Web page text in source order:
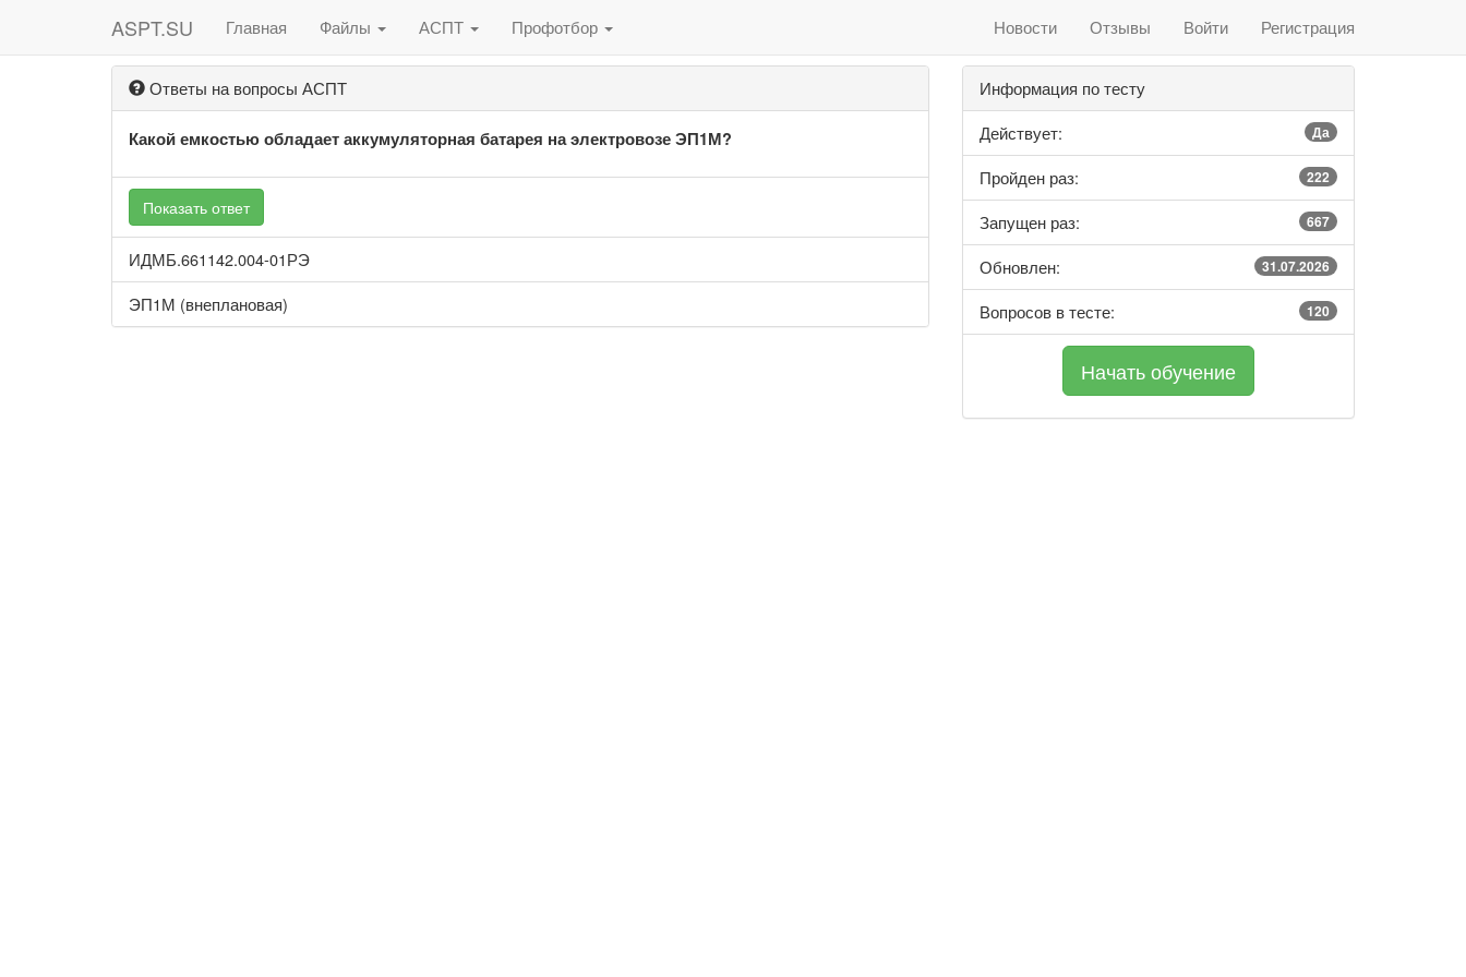
ASPT.SU Главная Файлы АСПТ Профотбор Новости Отзывы Войти Регистрация
Ответы на вопросы АСПТ
Какой емкостью обладает аккумуляторная батарея на электровозе ЭП1М?
Показать ответ
ИДМБ.661142.004-01РЭ
ЭП1М (внеплановая)
Информация по тесту
Действует:
Да
Пройден раз: 222
Запущен раз: 667
Обновлен: 31.07.2026
Вопросов в тесте: 120